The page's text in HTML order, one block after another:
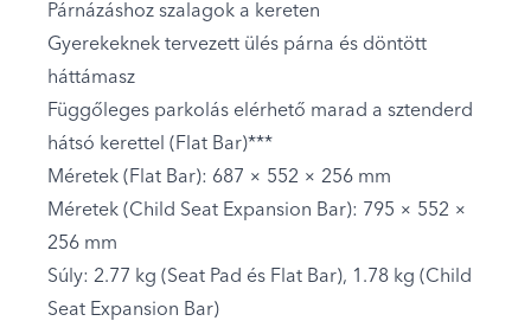
Párnázáshoz szalagok a kereten
Gyerekeknek tervezett ülés párna és döntött
háttámasz
Függőleges parkolás elérhető marad a sztenderd
hátsó kerettel (Flat Bar)***
Méretek (Flat Bar): 687 × 552 × 256 mm
Méretek (Child Seat Expansion Bar): 795 × 552 ×
256 mm
Súly: 2.77 kg (Seat Pad és Flat Bar), 1.78 kg (Child
Seat Expansion Bar)